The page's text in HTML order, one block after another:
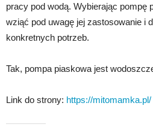
pracy pod wodą. Wybierając pompę
wziąć pod uwagę jej zastosowanie i
konkretnych potrzeb.
Tak, pompa piaskowa jest
Link do strony: https://mitomamka.pl/